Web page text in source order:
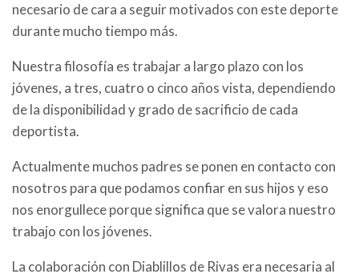
necesario de cara a seguir motivados con este deporte
durante mucho tiempo más.
Nuestra filosofía es trabajar a largo plazo con los
jóvenes, a tres, cuatro o cinco años vista, dependiendo
de la disponibilidad y grado de sacrificio de cada
deportista.
Actualmente muchos padres se ponen en contacto con
nosotros para que podamos confiar en sus hijos y eso
nos enorgullece porque significa que se valora nuestro
trabajo con los jóvenes.
La colaboración con Diablillos de Rivas era necesaria al